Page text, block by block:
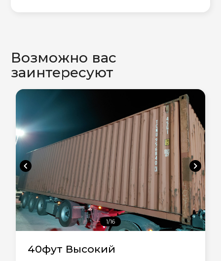
Возможно вас
заинтересуют
chevron_left chevron_right
1/16
40фут Высокий